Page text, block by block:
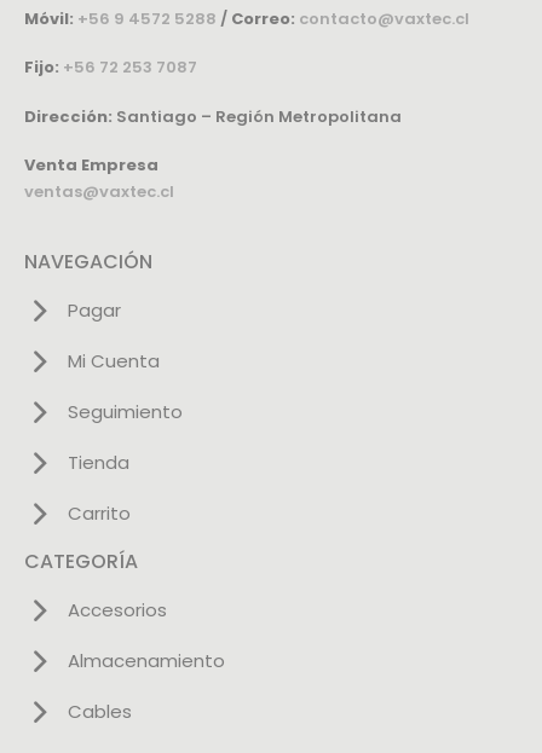
Móvil: +56 9 4572 5288 / Correo: contacto@vaxtec.cl
Fijo: +56 72 253 7087
Dirección: Santiago – Región Metropolitana
Venta Empresa
ventas@vaxtec.cl
NAVEGACIÓN
Pagar
Mi Cuenta
Seguimiento
Tienda
Carrito
CATEGORÍA
Accesorios
Almacenamiento
Cables